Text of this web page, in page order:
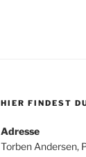
HIER FINDEST
Adresse
Torben Andersen,